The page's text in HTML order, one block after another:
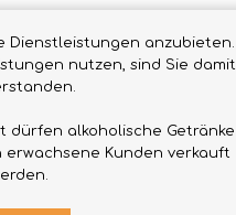
PRODUKTE
Dienstleistungen anzubieten.
nutzen, sind Sie damit
dürfen alkoholische Getränke
Kunden verkauft